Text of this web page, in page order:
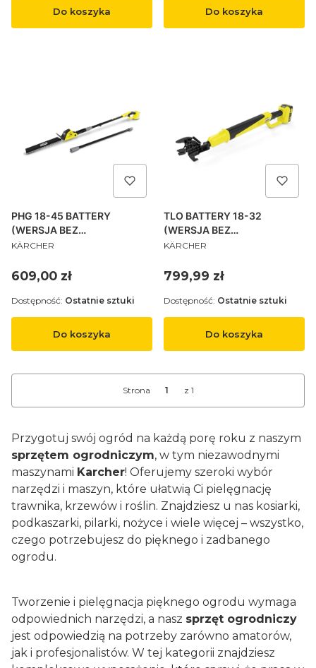
Do koszyka Do koszyka
PHG 18-45 BATTERY
(WERSJA BEZ
AKUMULATORA I
PRODUCENT
KÄRCHER
Cena
609,00 zł
Do koszyka
Dostępność: Ostatnie sztuki
TLO BATTERY 18-32
(WERSJA BEZ
AKUMULATORA I
gałęzi, na baterie
PRODUCENT
KÄRCHER
Cena
799,99 zł
Do koszyka
Dostępność: Ostatnie sztuki
Strona z 1
Przygotuj swój ogród na każdą porę roku z naszym
sprzętem ogrodniczym, w tym niezawodnymi
maszynami Karcher! Oferujemy szeroki wybór
narzędzi i maszyn, które ułatwią Ci pielęgnację
trawnika, krzewów i roślin. Znajdziesz u nas kosiarki,
podkaszarki, pilarki, nożyce i wiele więcej – wszystko,
czego potrzebujesz do pięknego i zadbanego
ogrodu.
Tworzenie i pielęgnacja pięknego ogrodu wymaga
odpowiednich narzędzi, a nasz sprzęt ogrodniczy
jest odpowiedzią na potrzeby zarówno amatorów,
jak i profesjonalistów. W tej kategorii znajdziesz